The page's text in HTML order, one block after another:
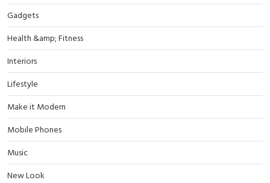
Gadgets
Health &amp; Fitness
Interiors
Lifestyle
Make it Modern
Mobile Phones
Music
New Look